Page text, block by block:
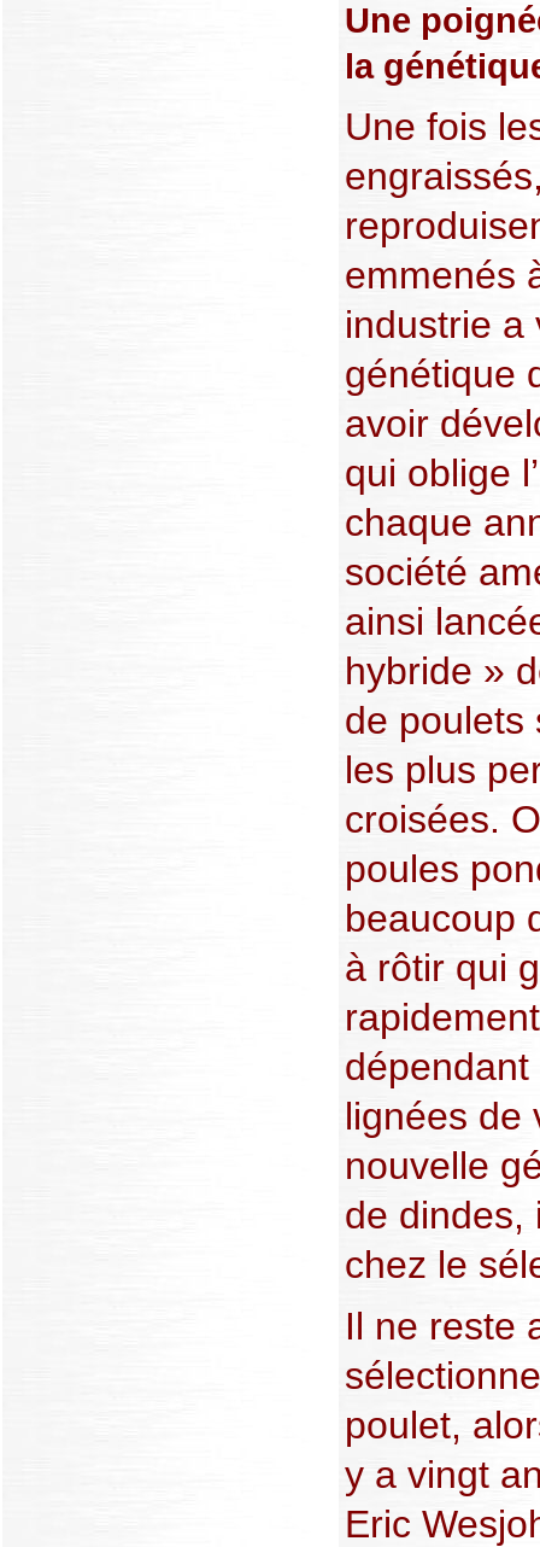
Une
la
Une fois
emmenés
industrie a
génétique
avoir
qui oblige
chaque
société
ainsi
hybride »
de poulets
les plus
croisées.
poules
beaucoup
à rôtir qui
lignées de
nouvelle
de dindes,
chez le
Il ne reste
poulet,
y a vingt
Eric